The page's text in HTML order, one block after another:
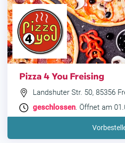
Pizza 4 You Freising
Landshuter Str. 50, 85356
geschlossen. Öffnet am